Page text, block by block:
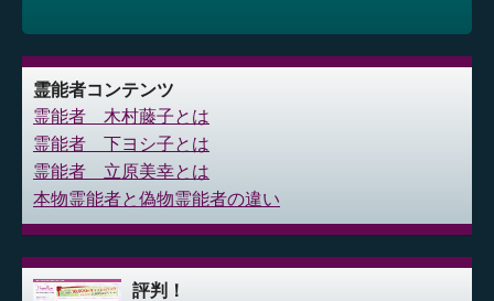
霊能者コンテンツ
霊能者 木村藤子とは
霊能者 下ヨシ子とは
霊能者 立原美幸とは
本物霊能者と偽物霊能者の違い
評判！